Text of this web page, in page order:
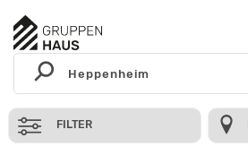
FILTER